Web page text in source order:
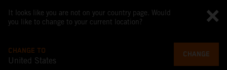
It looks like you are not on your country page. Would
you like to change to your current location?
CHANGE TO
United States
CHANGE